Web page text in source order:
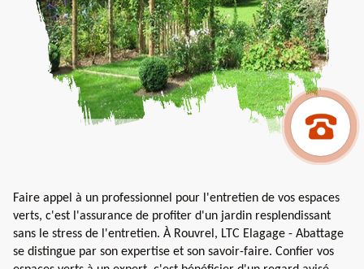
Faire appel à un professionnel pour l'entretien de vos espaces
verts, c'est l'assurance de profiter d'un jardin resplendissant
sans le stress de l'entretien. À Rouvrel, LTC Elagage - Abattage
se distingue par son expertise et son savoir-faire. Confier vos